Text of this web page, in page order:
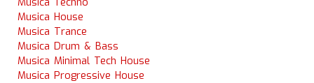
Musica House
Musica Trance
Musica Drum & Bass
Musica Minimal Tech House
Musica Progressive House